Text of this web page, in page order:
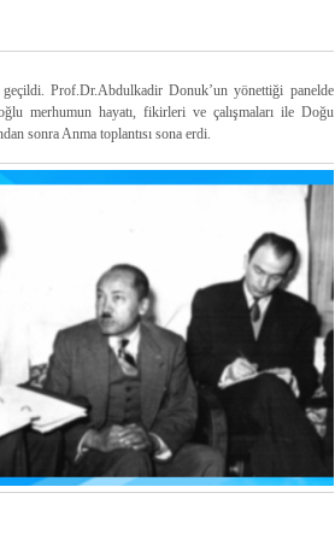
geçildi. Prof.Dr.Abdulkadir Donuk’un yönettiği panelde
merhumun hayatı, fikirleri ve çalışmaları ile Doğu
sonra Anma toplantısı sona erdi.